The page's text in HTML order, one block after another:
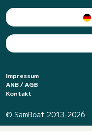
Impressum
ANB / AGB
Kontakt
© SamBoat 2013-2026